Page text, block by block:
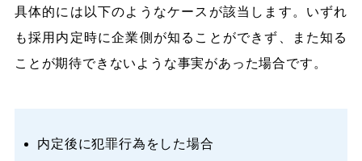
具体的には以下のようなケースが該当します。いずれ
も採用内定時に企業側が知ることができず、また知る
ことが期待できないような事実があった場合です。
内定後に犯罪行為をした場合